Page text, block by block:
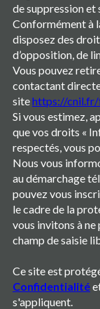
de suppression et
Conformément à
disposez des
d’opposition, de
Vous pouvez
contactant
sitehttps://
Si vous estimez,
que vos droits «
respectés, vous
Nous vous
au démarchage
pouvez vous
le cadre de la
vous invitons à ne
champ de saisie
Ce site est
Confidentialité
s'appliquent.